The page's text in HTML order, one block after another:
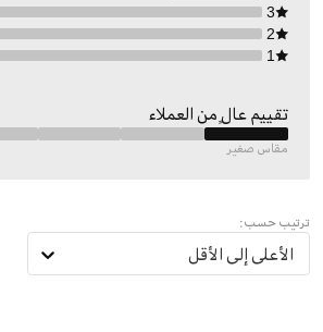
3
2
1
تقييم عالٍ من العملاء
مقاس صغير
ترتيب حسب:
الأعلى إلى الأقل